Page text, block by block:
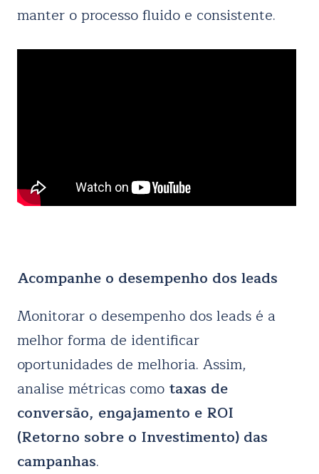
manter o processo fluido e consistente.
Acompanhe o desempenho dos leads
Monitorar o desempenho dos leads é a
melhor forma de identificar
oportunidades de melhoria. Assim,
analise métricas como taxas de
conversão, engajamento e ROI
(Retorno sobre o Investimento) das
campanhas.